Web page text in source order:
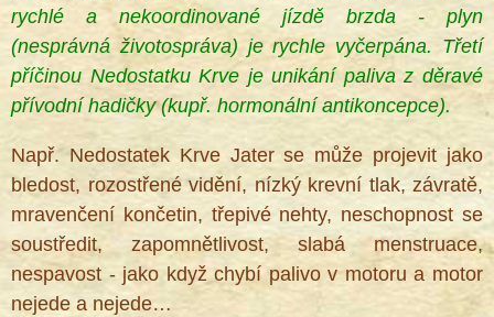
rychlé a nekoordinované jízdě brzda - plyn
(nesprávná životospráva) je rychle vyčerpána. Třetí
příčinou Nedostatku Krve je unikání paliva z děravé
přívodní hadičky (kupř. hormonální antikoncepce).
Např. Nedostatek Krve Jater se může projevit jako
bledost, rozostřené vidění, nízký krevní tlak, závratě,
mravenčení končetin, třepivé nehty, neschopnost se
soustředit, zapomnětlivost, slabá menstruace,
nespavost - jako když chybí palivo v motoru a motor
nejede a nejede…